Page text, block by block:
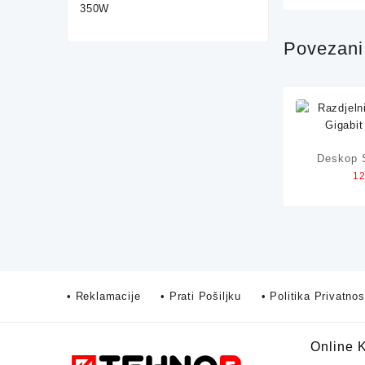
Deskop
Gigabit
• Reklamacije • Prati Pošiljku • Politika
Online